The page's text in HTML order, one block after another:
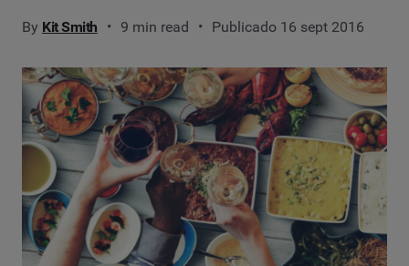
By Kit Smith 9 min read Publicado 16 sept 2016